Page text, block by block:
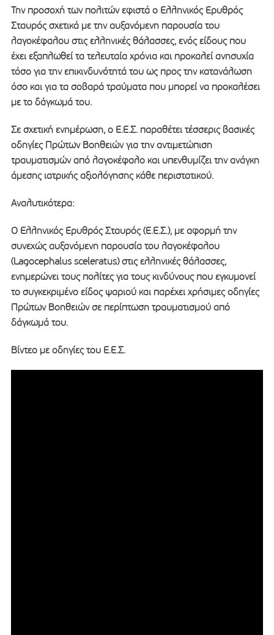
Την προσοχή των πολιτών εφιστά ο Ελληνικός Ερυθρός
Σταυρός σχετικά με την αυξανόμενη παρουσία του
λαγοκέφαλου στις ελληνικές θάλασσες, ενός είδους που
έχει εξαπλωθεί τα τελευταία χρόνια και προκαλεί ανησυχία
τόσο για την επικινδυνότητά του ως προς την κατανάλωση
όσο και για τα σοβαρά τραύματα που μπορεί να προκαλέσει
με το δάγκωμά του.
Σε σχετική ενημέρωση, ο Ε.Ε.Σ. παραθέτει τέσσερις βασικές
οδηγίες Πρώτων Βοηθειών για την αντιμετώπιση
τραυματισμών από λαγοκέφαλο και υπενθυμίζει την ανάγκη
άμεσης ιατρικής αξιολόγησης κάθε περιστατικού.
Αναλυτικότερα:
Ο Ελληνικός Ερυθρός Σταυρός (Ε.Ε.Σ.), με αφορμή την
συνεχώς αυξανόμενη παρουσία του λαγοκέφαλου
(Lagocephalus sceleratus) στις ελληνικές θάλασσες,
ενημερώνει τους πολίτες για τους κινδύνους που εγκυμονεί
το συγκεκριμένο είδος ψαριού και παρέχει χρήσιμες οδηγίες
Πρώτων Βοηθειών σε περίπτωση τραυματισμού από
δάγκωμά του.
Βίντεο με οδηγίες του Ε.Ε.Σ.